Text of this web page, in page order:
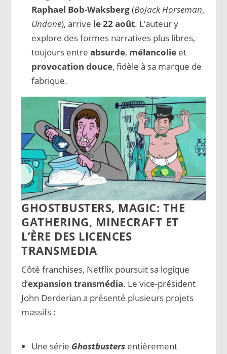
Raphael Bob-Waksberg(BoJack Horseman,
Undone), arrive le 22 août. L’auteur y
explore des formes narratives plus libres,
toujours entre absurde, mélancolieet
provocation douce, fidèle à sa marque de
fabrique.
GHOSTBUSTERS, MAGIC: THE
GATHERING, MINECRAFT ET
L’ÈRE DES LICENCES
TRANSMEDIA
Côté franchises, Netflix poursuit sa logique
d’expansion transmédia. Le vice-président
John Derderian a présenté plusieurs projets
massifs :
Une série Ghostbustersentièrement